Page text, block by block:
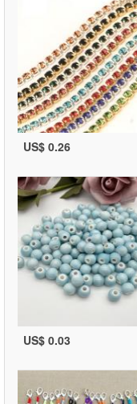
US$ 0.26
US$ 0.03